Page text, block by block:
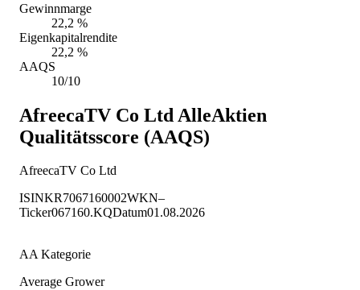
Gewinnmarge
22,2 %
Eigenkapitalrendite
22,2 %
AAQS
10/10
AfreecaTV Co Ltd AlleAktien
Qualitätsscore (AAQS)
AfreecaTV Co Ltd
ISINKR7067160002WKN–
Ticker067160.KQDatum01.08.2026
AA Kategorie
Average Grower